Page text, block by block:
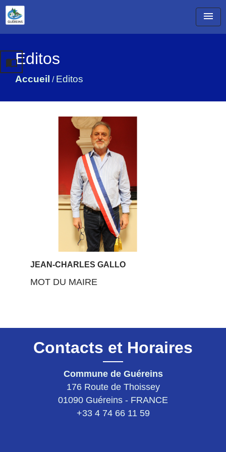
menu
Editos
Accueil / Editos
import_contacts
JEAN-CHARLES GALLO
MOT DU MAIRE
Contacts et Horaires
Commune de Guéreins
176 Route de Thoissey
01090 Guéreins - FRANCE
+33 4 74 66 11 59